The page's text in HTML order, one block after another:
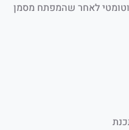
לאחר שהמפתח מסמן